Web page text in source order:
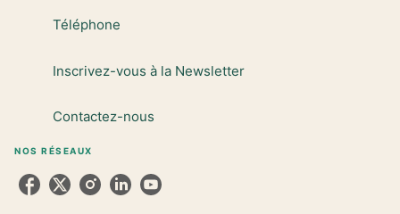
Téléphone
Inscrivez-vous à la Newsletter
Contactez-nous
NOS RÉSEAUX